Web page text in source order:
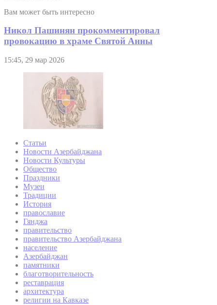
Вам может быть интересно
Никол Пашинян прокомментировал
провокацию в храме Святой Анны
15:45, 29 мар 2026
Статьи
Новости Азербайджана
Новости Культуры
Общество
Праздники
Музеи
Традиции
История
православие
Гянджа
правительство
правительство Азербайджана
население
Азербайджан
памятники
благотворительность
реставрация
архитектура
религии на Кавказе